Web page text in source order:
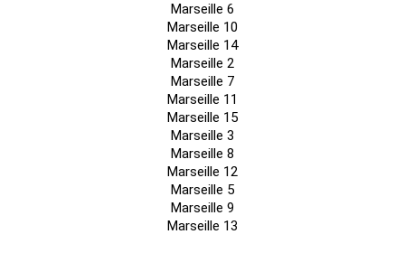
Marseille 6
Marseille 10
Marseille 14
Marseille 2
Marseille 7
Marseille 11
Marseille 15
Marseille 3
Marseille 8
Marseille 12
Marseille 5
Marseille 9
Marseille 13